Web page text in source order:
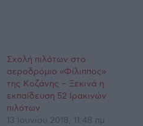
Σχολή πιλότων στο
αεροδρόμιο «Φίλιππος»
της Κοζάνης – Ξεκινά η
εκπαίδευση 52 Ιρακινών
πιλότων
13 Ιουνίου 2018, 11:48 πμ